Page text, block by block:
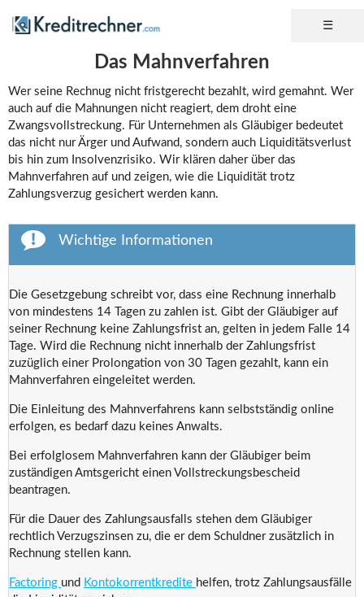
Das Mahnverfahren
Wer seine Rechnug nicht fristgerecht bezahlt, wird gemahnt. Wer
auch auf die Mahnungen nicht reagiert, dem droht eine
Zwangsvollstreckung. Für Unternehmen als Gläubiger bedeutet
das nicht nur Ärger und Aufwand, sondern auch Liquiditätsverlust
bis hin zum Insolvenzrisiko. Wir klären daher über das
Mahnverfahren auf und zeigen, wie die Liquidität trotz
Zahlungsverzug gesichert werden kann.
Wichtige Informationen
Die Gesetzgebung schreibt vor, dass eine Rechnung innerhalb
von mindestens 14 Tagen zu zahlen ist. Gibt der Gläubiger auf
seiner Rechnung keine Zahlungsfrist an, gelten in jedem Falle 14
Tage. Wird die Rechnung nicht innerhalb der Zahlungsfrist
zuzüglich einer Prolongation von 30 Tagen gezahlt, kann ein
Mahnverfahren eingeleitet werden.
Die Einleitung des Mahnverfahrens kann selbstständig online
erfolgen, es bedarf dazu keines Anwalts.
Bei erfolglosem Mahnverfahren kann der Gläubiger beim
zuständigen Amtsgericht einen Vollstreckungsbescheid
beantragen.
Für die Dauer des Zahlungsausfalls stehen dem Gläubiger
rechtlich Verzugszinsen zu, die er dem Schuldner zusätzlich in
Rechnung stellen kann.
Factoring und Kontokorrentkredite helfen, trotz Zahlungsausfälle